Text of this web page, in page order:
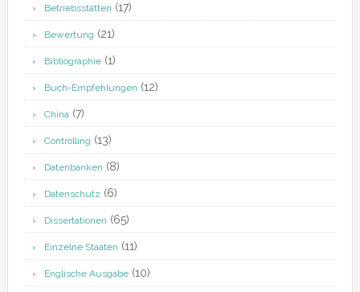
Betriebsstätten (17)
Bewertung (21)
Bibliographie(1)
Buch-Empfehlungen (12)
China(7)
Controlling (13)
Datenbanken (8)
Datenschutz (6)
Dissertationen (65)
Einzelne Staaten (11)
Englische Ausgabe(10)